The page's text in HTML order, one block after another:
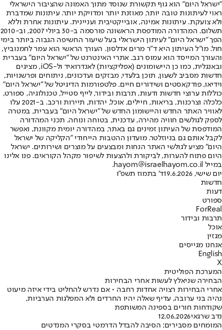
"ישראל היום" הוא גוף תקשורת שנוסד מתוך האמונה שהציבור הישראלי
ראוי לעיתונות טובה יותר, מאוזנת יותר ומדויקת יותר. עיתונות שמדברת
ולא צועקת. עיתונות אמינה, אובייקטיבית ועניינית. עיתונות אחרת וללא
תשלום. המהדורה המודפסת הראשונה פורסמה ב-30 ביולי 2007, וב-2010
הפך "ישראל היום" לעיתון הישראלי בעל שיעור החשיפה הגבוה ביותר בימי
חול. מו"ל העיתון היא ד"ר מרים אדלסון. העורך הראשי הוא עמר לחמנוביץ,
והעורך המייסד הוא עמוס רגב. אתרי האינטרנט של "ישראל היום" בעברית
ובאנגלית, כמו כן היישומונים (אפליקציות) לאנדרואיד ול-iOS, מציגים
חדשות מסביב לשעון, תוכן בלעדי, מבזקים ועדכונים, ניתוחים ופרשנויות,
וידיאו, פודקאסטים ושידורים חיים. פלטפורמות הדיגיטל של "ישראל היום"
כוללות ערוצי חדשות ודעות, תרבות ובידור, לייף סטייל, טכנולוגיה, ספורט,
כלכלה וצרכנות, בריאות, חיילים, אוכל, יהדות, תיירות ורכב. ב-2021 עלו
לאוויר האתר החדש והיישומון החדש של "ישראל היום" בעברית, במטרה
לספק לגולשים חוויה מהירה, עדכנית, בטוחה ונוחה. תכני המהדורה
המודפסת של העיתון זמינים גם באתר, במהדורה יומית מקוונת, ואפשר
לקבל אותם גם בניוזלטר. מועדון ההטבות הייחודי "הקליקה של ישראל
היום" מציע לגולשי האתר הנחות ומבצעים על מוצרים ושירותים. ישראל
היום פתוח להערות, לביקורת ולהצעות לשיפור מקהל הקוראים. פנו אלינו
במייל hayom@israelhayom.co.il.
יום שישי, 19.6.2026
ד' בתמוז תשפ"ו
חדשות
דעות
ספורט
ForReal
תרבות ובידור
אוכל
מגזין
אנחנו מגייסים
English
X
המערכת הפוליטית
הבחירה שניאלץ לעשות אחרי הבחירות
אחרי הבחירות רצויה אחדות רחבה • אם נדרש להחליט בידי איזה מיעוט
נהיה בני ערובה, עדיף שאלה יהיו החרדים ולא המפלגות הערביות,
שקודחות חורים בספינה המשותפת
נדב שרגאי12.06.2026
המומחים מסבירים: הסיבה להבדל הדרמטי בסקרי המנדטים